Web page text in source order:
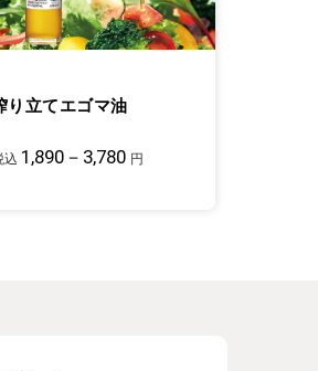
り立てエゴマ油
込 1,890－3,780 円